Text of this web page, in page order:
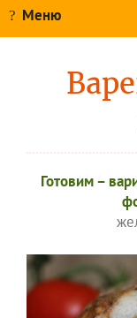
Меню
Готовим –